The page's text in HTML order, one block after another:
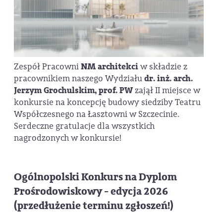
Zespół PracowniNM architekciw składzie z
pracownikiem naszego Wydziałudr. inż. arch.
Jerzym Grochulskim, prof. PWzajął II miejsce w
konkursie na koncepcję budowy siedziby Teatru
Współczesnego na Łasztowni w Szczecinie.
Serdeczne gratulacje dla wszystkich
nagrodzonych w konkursie!
Ogólnopolski Konkurs na Dyplom
Prośrodowiskowy - edycja 2026
(przedłużenie terminu zgłoszeń!)